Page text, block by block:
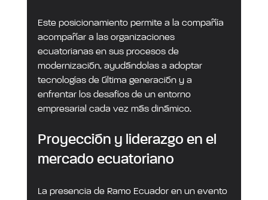
Este posicionamiento permite a la compañía
acompañar a las organizaciones
ecuatorianas en sus procesos de
modernización, ayudándolas a adoptar
tecnologías de última generación y a
enfrentar los desafíos de un entorno
empresarial cada vez más dinámico.
Proyección y liderazgo en el
mercado ecuatoriano
La presencia de Ramo Ecuador en un evento